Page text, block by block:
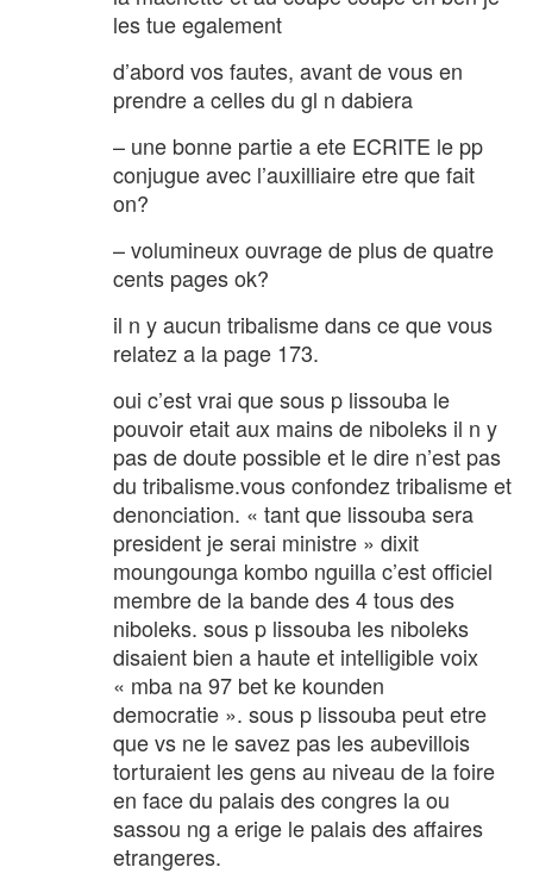
les tue egalement
d’abord vos fautes, avant de vous en
prendre a celles du gl n dabiera
– une bonne partie a ete ECRITE le pp
conjugue avec l’auxilliaire etre que fait
on?
– volumineux ouvrage de plus de quatre
cents pages ok?
il n y aucun tribalisme dans ce que vous
relatez a la page 173.
oui c’est vrai que sous p lissouba le
pouvoir etait aux mains de niboleks il n y
pas de doute possible et le dire n’est pas
du tribalisme.vous confondez tribalisme et
denonciation. « tant que lissouba sera
president je serai ministre » dixit
moungounga kombo nguilla c’est officiel
membre de la bande des 4 tous des
niboleks. sous p lissouba les niboleks
disaient bien a haute et intelligible voix
« mba na 97 bet ke kounden
democratie ». sous p lissouba peut etre
que vs ne le savez pas les aubevillois
torturaient les gens au niveau de la foire
en face du palais des congres la ou
sassou ng a erige le palais des affaires
etrangeres.